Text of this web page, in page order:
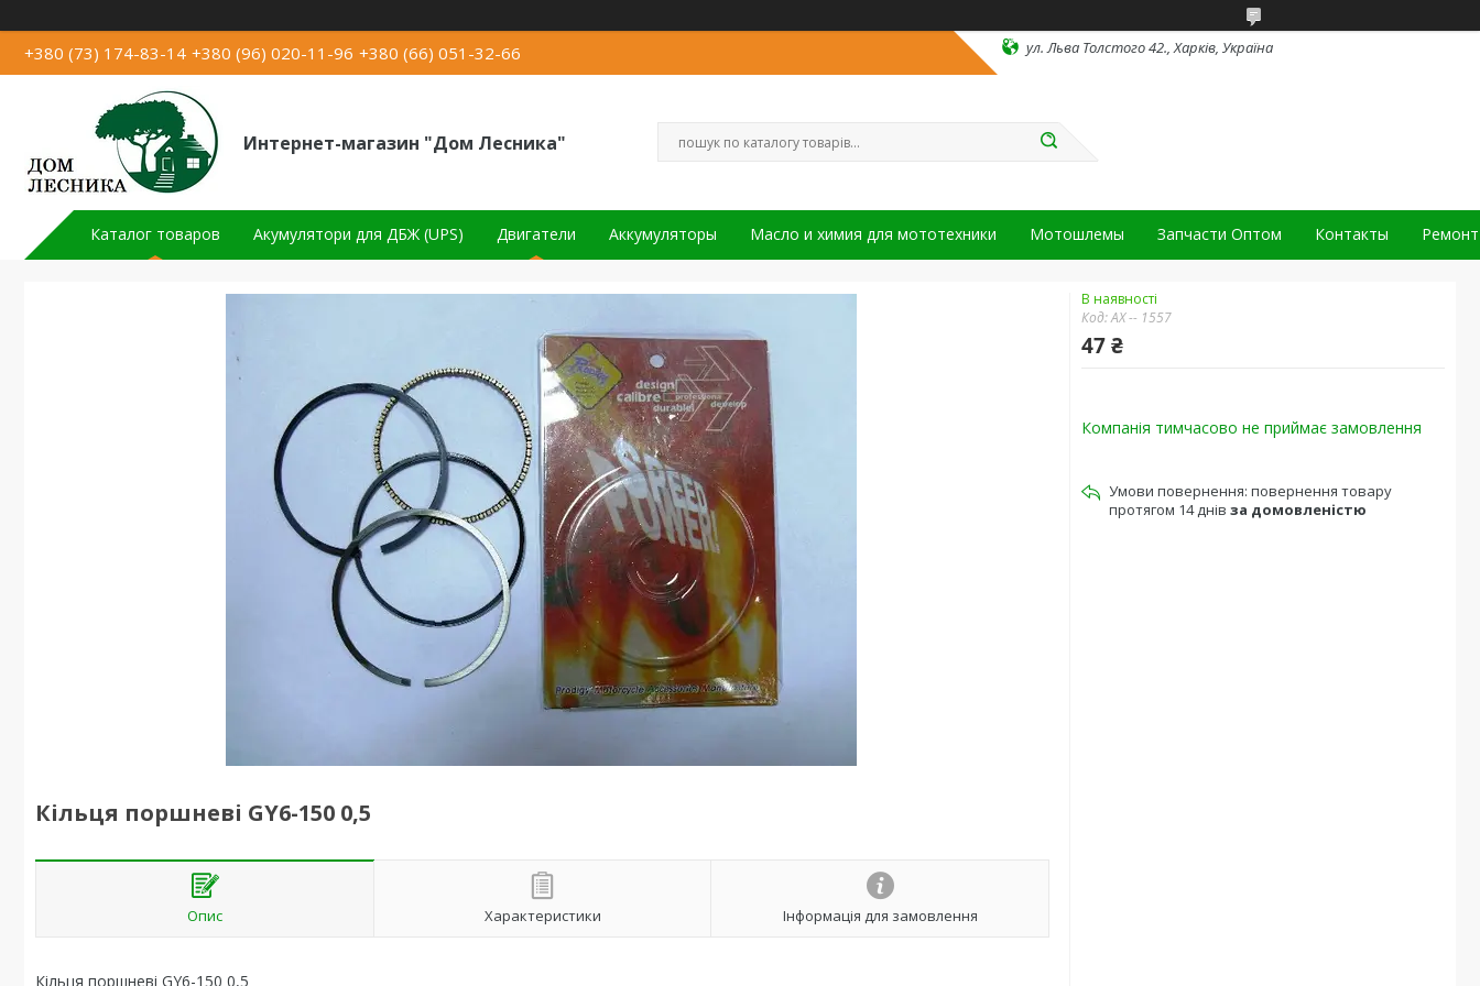
+380 (73) 174-83-14 +380 (96) 020-11-96 +380 (66) 051-32-66 ул. Льва Толстого 42., Харків, Україна
Интернет-магазин "Дом Лесника"
Каталог товаров Акумулятори для ДБЖ (UPS) Двигатели Аккумуляторы Масло и химия для мототехники Мотошлемы Запчасти Оптом Контакты Ремонт
Кільця поршневі GY6-150 0,5
Опис Характеристики Інформація для замовлення
Кільця поршневі GY6-150 0,5
В наявності
Код:АХ -- 1557
47 ₴
Компанія тимчасово не приймає замовлення
повернення товару
протягом 14 днів за домовленістю